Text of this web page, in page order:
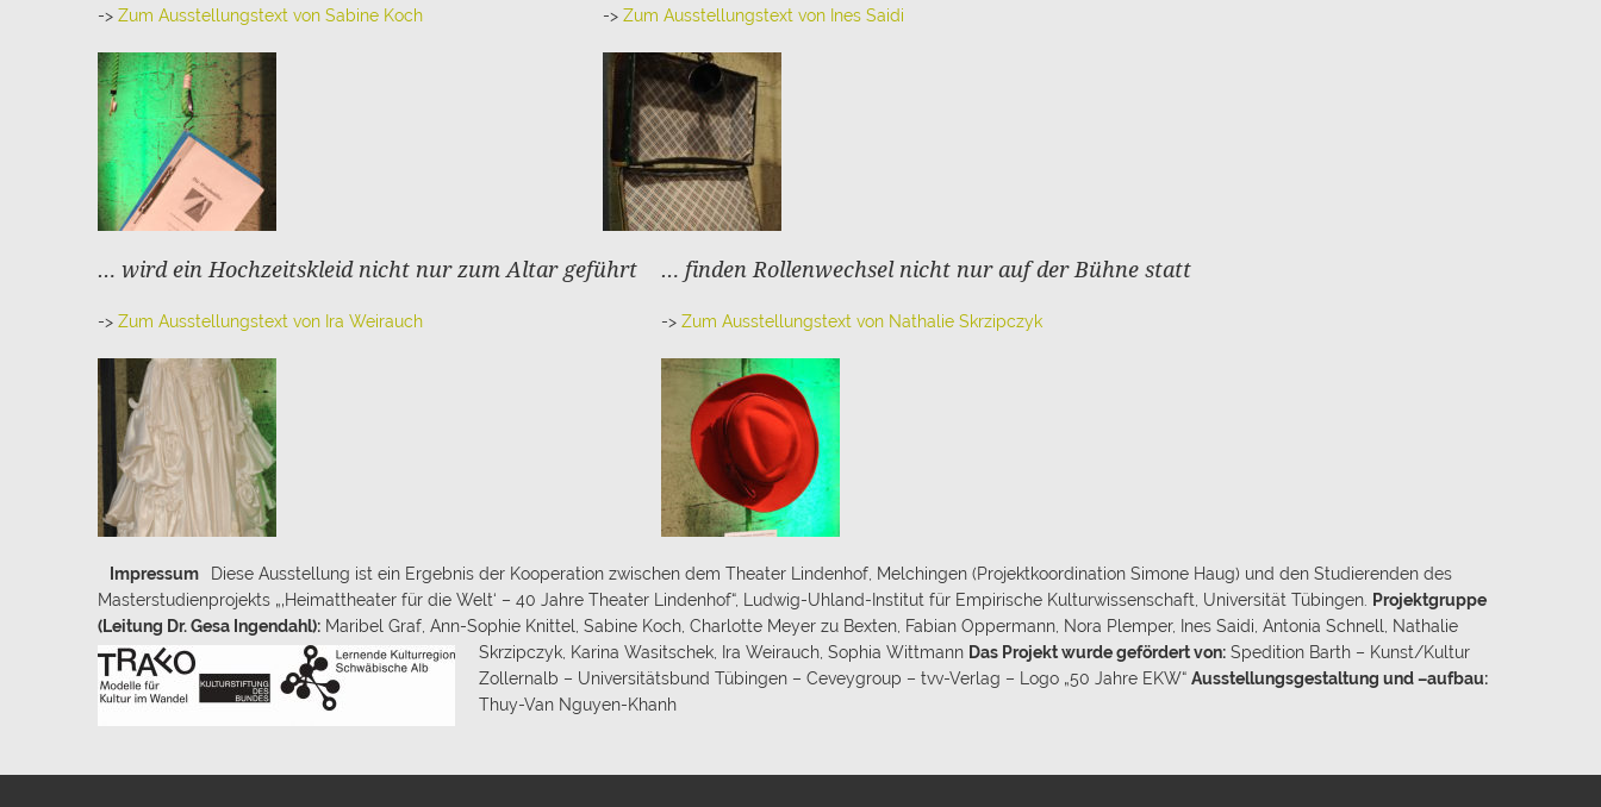
-> Zum Ausstellungstext von Sabine Koch -> Zum Ausstellungstext von Ines Saidi
… wird ein Hochzeitskleid nicht nur zum Altar geführt
-> Zum Ausstellungstext von Ira Weirauch
… finden Rollenwechsel nicht nur auf der Bühne statt
-> Zum Ausstellungstext von Nathalie Skrzipczyk
Impressum
Diese Ausstellung ist ein Ergebnis der Kooperation zwischen dem Theater Lindenhof, Melchingen (Projektkoordination Simone Haug) und den Studierenden des
Masterstudienprojekts „‚Heimattheater für die Welt‘ – 40 Jahre Theater Lindenhof“, Ludwig-Uhland-Institut für Empirische Kulturwissenschaft, Universität Tübingen.
Projektgruppe
(Leitung Dr. Gesa Ingendahl): Maribel Graf, Ann-Sophie Knittel, Sabine Koch, Charlotte Meyer zu Bexten, Fabian Oppermann, Nora Plemper, Ines Saidi, Antonia Schnell, Nathalie
Skrzipczyk, Karina Wasitschek, Ira Weirauch, Sophia Wittmann Das Projekt wurde gefördert von: Spedition Barth – Kunst/Kultur
Zollernalb – Universitätsbund Tübingen – Ceveygroup – tvv-Verlag – Logo „50 Jahre EKW“ Ausstellungsgestaltung und –aufbau:
Thuy-Van Nguyen-Khanh